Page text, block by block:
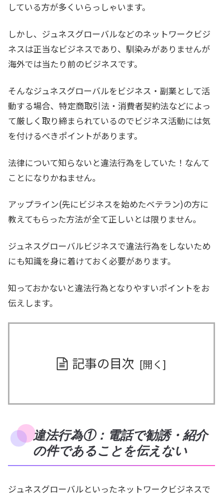
している方が多くいらっしゃいます。
しかし、ジュネスグローバルなどのネットワークビジ
ネスは正当なビジネスであり、馴染みがありませんが
海外では当たり前のビジネスです。
そんなジュネスグローバルをビジネス・副業として活
動する場合、特定商取引法・消費者契約法などによっ
て厳しく取り締まられているのでビジネス活動には気
を付けるべきポイントがあります。
法律について知らないと違法行為をしていた！なんて
ことになりかねません。
アップライン(先にビジネスを始めたベテラン)の方に
教えてもらった方法が全て正しいとは限りません。
ジュネスグローバルビジネスで違法行為をしないため
にも知識を身に着けておく必要があります。
知っておかないと違法行為となりやすいポイントをお
伝えします。
記事の目次
違法行為①：電話で勧誘・紹介
の件であることを伝えない
ジュネスグローバルといったネットワークビジネスで